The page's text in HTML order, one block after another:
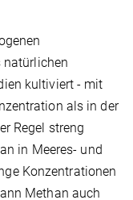
natürlichen
kultiviert - mit
als in der
Regel streng
in Meeres- und
Konzentrationen
Methan auch